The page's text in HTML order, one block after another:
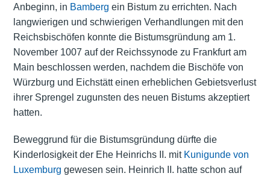
Anbeginn, in Bamberg ein Bistumzu errichten. Nach
langwierigen und schwierigen Verhandlungen mit den
Reichsbischöfen konnte die Bistumsgründung am 1.
November 1007 auf der Reichssynode zu Frankfurt am
Main beschlossen werden, nachdem die Bischöfe von
Würzburg und Eichstätteinen erheblichen Gebietsverlust
ihrer Sprengel zugunsten des neuen Bistums akzeptiert
hatten.
Beweggrund für die Bistumsgründung dürfte die
Kinderlosigkeit der Ehe Heinrichs II. mit Kunigunde von
Luxemburg gewesen sein. Heinrich II. hatte schon auf